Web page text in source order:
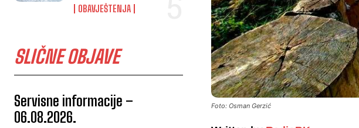
OBAVJEŠTENJA
SLIČNE OBJAVE
Servisne informacije –
06.08.2026.
Foto: Osman Gerzić